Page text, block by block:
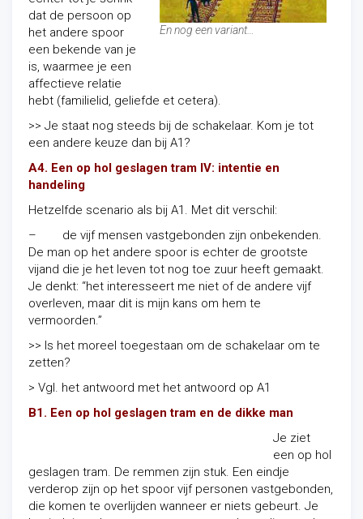
En nog een variant…
dat de persoon op
het andere spoor
een bekende van je
is, waarmee je een
affectieve relatie
hebt (familielid, geliefde et cetera).
>> Je staat nog steeds bij de schakelaar. Kom je tot
een andere keuze dan bij A1?
A4. Een op hol geslagen tram IV: intentie en
handeling
Hetzelfde scenario als bij A1. Met dit verschil:
– de vijf mensen vastgebonden zijn onbekenden.
De man op het andere spoor is echter de grootste
vijand die je het leven tot nog toe zuur heeft gemaakt.
Je denkt: “het interesseert me niet of de andere vijf
overleven, maar dit is mijn kans om hem te
vermoorden.”
>> Is het moreel toegestaan om de schakelaar om te
zetten?
> Vgl. het antwoord met het antwoord op A1
B1. Een op hol geslagen tram en de dikke man
Je ziet
een op hol
geslagen tram. De remmen zijn stuk. Een eindje
verderop zijn op het spoor vijf personen vastgebonden,
die komen te overlijden wanneer er niets gebeurt. Je